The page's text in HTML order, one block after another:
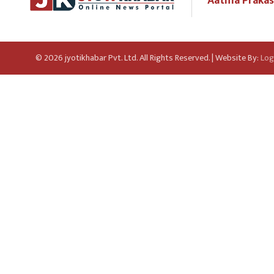
© 2026 jyotikhabar Pvt. Ltd. All Rights Reserved. | Website By: